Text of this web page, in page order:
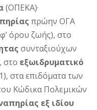
(ΟΠΕΚΑ)·
πρώην ΟΓΑ
όρου ζωής), στο
συνταξιούχων
στο εξωιδρυματικό
στα επιδόματα των
Κώδικα Πολεμικών
εξ ιδίου